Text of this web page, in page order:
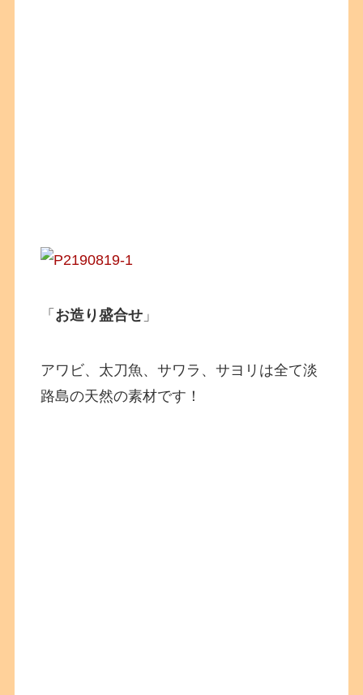
「 お造り盛合せ 」
アワビ、太刀魚、サワラ、サヨリは全て淡
路島の天然の素材です！